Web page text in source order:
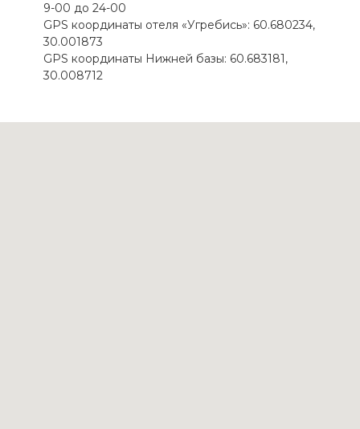
9-00 до 24-00
GPS координаты отеля «Угребись»: 60.680234,
30.001873
GPS координаты Нижней базы: 60.683181,
30.008712